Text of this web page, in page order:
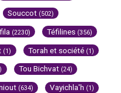
Souccot (502)
(2230) Téfilines (356)
(1) Torah et société (1)
Tou Bichvat (24)
(634) Vayichla'h (1)